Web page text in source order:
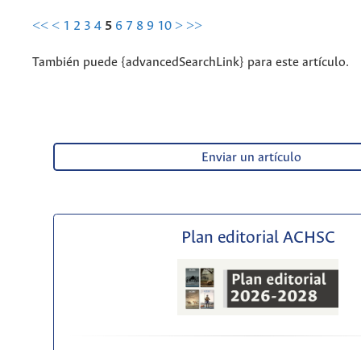
<< < 1 2 3 4 5 6 7 8 9 10 > >>
También puede {advancedSearchLink} para este artículo.
Enviar un artículo
Plan editorial ACHSC